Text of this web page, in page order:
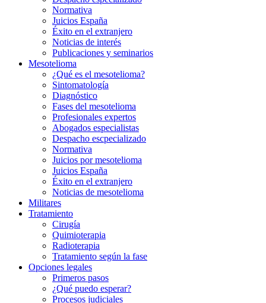
Normativa
Juicios España
Éxito en el extranjero
Noticias de interés
Publicaciones y seminarios
Mesotelioma
¿Qué es el mesotelioma?
Sintomatología
Diagnóstico
Fases del mesotelioma
Profesionales expertos
Abogados especialistas
Despacho escpecializado
Normativa
Juicios por mesotelioma
Juicios España
Éxito en el extranjero
Noticias de mesotelioma
Militares
Tratamiento
Cirugía
Quimioterapia
Radioterapia
Tratamiento según la fase
Opciones legales
Primeros pasos
¿Qué puedo esperar?
Procesos judiciales